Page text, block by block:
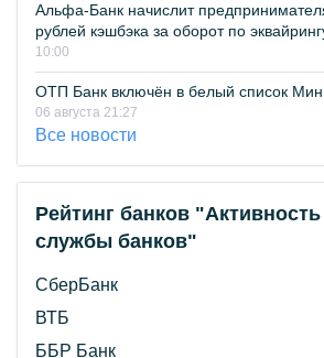
Альфа-Банк начислит
рублей кэшбэка за оборот по
10:00
ОТП Банк включён в белый список
06 августа 21:27
Все новости
Рейтинг банков
службы банков"
СберБанк
ВТБ
ББР Банк